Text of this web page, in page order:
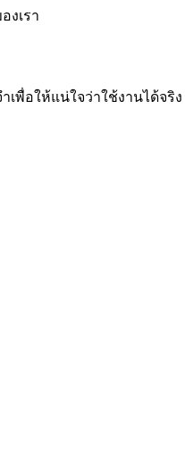
งเรา
เพื่อให้แน่ใจว่าใช้งานได้จริง